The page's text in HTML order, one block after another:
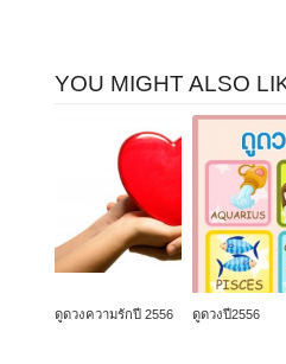
YOU MIGHT ALSO
ดูดวงความรักปี 2556 ดูดวงปี2556